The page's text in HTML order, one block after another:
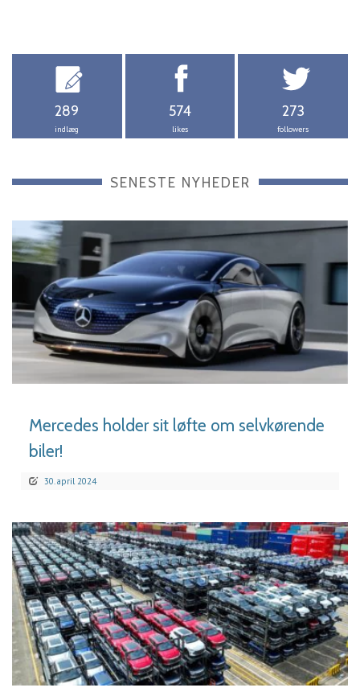
289
indlæg
574
likes
273
followers
SENESTE NYHEDER
LÆS MERE
Mercedes holder sit løfte om selvkørende
biler!
30. april 2024
LÆS MERE